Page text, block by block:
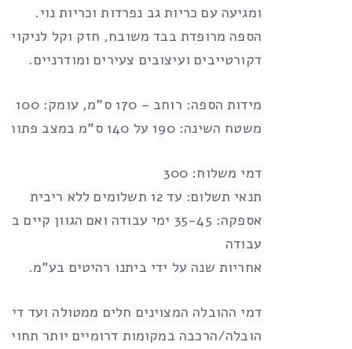
ומגיעה עם כריות גב נפרדות וכריות נוי.
הספה מרופדת בבד משובח, חזק וקל לניקוי,
דקורטייבים ועיצובים צעירים ומודרניים.
מידות הספה: רוחב – 170 ס”מ, עומק: 100 ס”מ,
משטח השינה: 190 על 140 ס”מ במצב פתוח.
דמי משלוח: 300
תנאי תשלום: עד 12 תשלומים ללא ריבית
עבודה
אחריות שנה על ידי ביתנו רהיטים בע”מ.
דמי ההובלה המצוינים חלים ממטולה ועד
הובלה/הרכבה במקומות דרומיים יותר